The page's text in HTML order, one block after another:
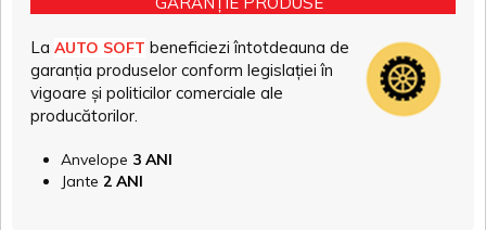
La AUTO SOFT beneficiezi întotdeauna de
garanția produselor conform legislației în
vigoare și politicilor comerciale ale
producătorilor.
Anvelope 3 ANI
Jante 2 ANI